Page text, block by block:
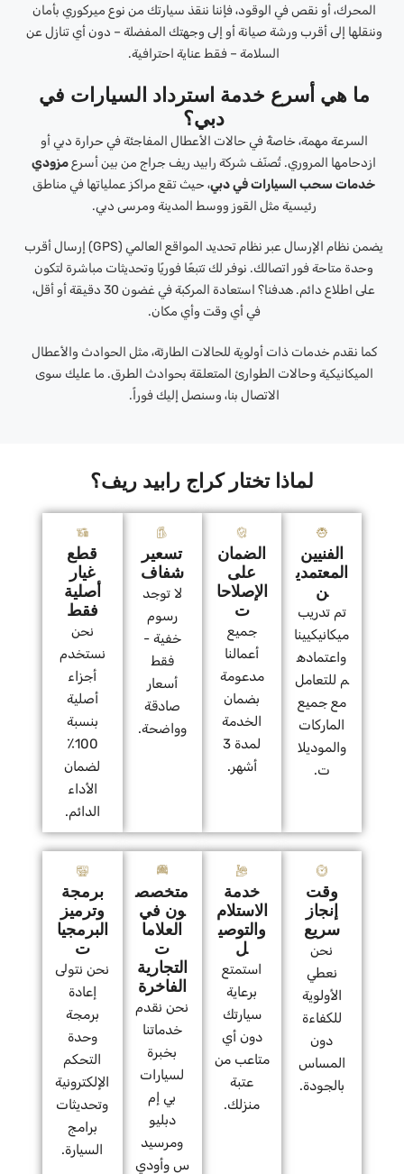
المحرك، أو نقص في الوقود، فإننا ننقذ سيارتك من نوع ميركوري بأمان
وننقلها إلى أقرب ورشة صيانة أو إلى وجهتك المفضلة – دون أي تنازل عن
السلامة – فقط عناية احترافية.
ما هي أسرع خدمة استرداد السيارات في
دبي؟
السرعة مهمة، خاصةً في حالات الأعطال المفاجئة في حرارة دبي أو
ازدحامها المروري. تُصنّف شركة رابيد ريف جراج من بين أسرع مزودي
خدمات سحب السيارات في دبي، حيث تقع مراكز عملياتها في مناطق
رئيسية مثل القوز ووسط المدينة ومرسى دبي.
يضمن نظام الإرسال عبر نظام تحديد المواقع العالمي (GPS) إرسال أقرب
وحدة متاحة فور اتصالك. نوفر لك تتبعًا فوريًا وتحديثات مباشرة لتكون
على اطلاع دائم. هدفنا؟ استعادة المركبة في غضون 30 دقيقة أو أقل،
في أي وقت وأي مكان.
كما نقدم خدمات ذات أولوية للحالات الطارئة، مثل الحوادث والأعطال
الميكانيكية وحالات الطوارئ المتعلقة بحوادث الطرق. ما عليك سوى
الاتصال بنا، وسنصل إليك فوراً.
لماذا تختار كراج رابيد ريف؟
الفنيين
المعتمدي
ن
تم تدريب
ميكانيكيينا
واعتماده
م للتعامل
مع جميع
الماركات
والموديلا
ت.
الضمان
على
الإصلاحا
ت
جميع
أعمالنا
مدعومة
بضمان
الخدمة
لمدة 3
أشهر.
تسعير
شفاف
لا توجد
رسوم
خفية -
فقط
أسعار
صادقة
وواضحة.
قطع
غيار
أصلية
فقط
نحن
نستخدم
أجزاء
أصلية
بنسبة
100٪
لضمان
الأداء
الدائم.
وقت
إنجاز
سريع
نحن
نعطي
الأولوية
للكفاءة
دون
المساس
بالجودة.
خدمة
الاستلام
والتوصي
ل
استمتع
برعاية
سيارتك
دون أي
متاعب من
عتبة
منزلك.
متخصص
ون في
العلاما
ت
التجارية
الفاخرة
نحن نقدم
خدماتنا
بخبرة
لسيارات
بي إم
دبليو
ومرسيد
س وأودي
برمجة
وترميز
البرمجيا
ت
نحن نتولى
إعادة
برمجة
وحدة
التحكم
الإلكترونية
وتحديثات
برامج
السيارة.